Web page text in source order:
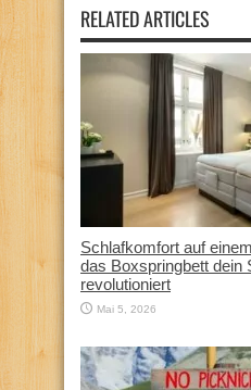
RELATED ARTICLES
Schlafkomfort auf
das Boxspringbett dein
revolutioniert
Mai 5, 2026